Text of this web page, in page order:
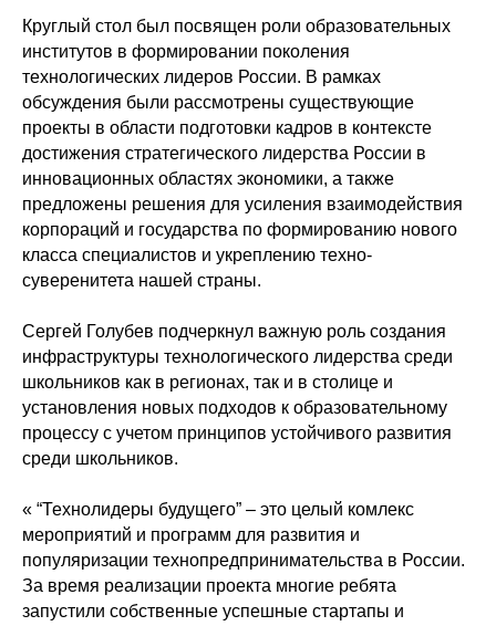
Круглый стол был посвящен роли образовательных
институтов в формировании поколения
технологических лидеров России. В рамках
обсуждения были рассмотрены существующие
проекты в области подготовки кадров в контексте
достижения стратегического лидерства России в
инновационных областях экономики, а также
предложены решения для усиления взаимодействия
корпораций и государства по формированию нового
класса специалистов и укреплению техно-
суверенитета нашей страны.
Сергей Голубев подчеркнул важную роль создания
инфраструктуры технологического лидерства среди
школьников как в регионах, так и в столице и
установления новых подходов к образовательному
процессу с учетом принципов устойчивого развития
среди школьников.
« “Технолидеры будущего” – это целый комлекс
мероприятий и программ для развития и
популяризации технопредпринимательства в России.
За время реализации проекта многие ребята
запустили собственные успешные стартапы и